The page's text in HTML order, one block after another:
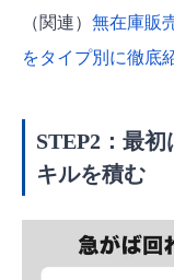
（関連） 無在庫販
をタイプ別に徹底
STEP2：最
キルを積む